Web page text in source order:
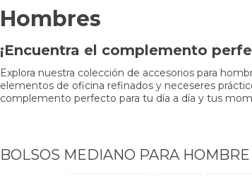
Hombres
¡Encuentra el complemento
Explora nuestra colección de accesorios para
elementos de oficina refinados y neceseres
complemento perfecto para tu día a día y tus
BOLSOS MEDIANO PARA HOMBRE